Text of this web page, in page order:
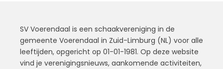
SV Voerendaal is een schaakvereniging in de
gemeente Voerendaal in Zuid-Limburg (NL) voor alle
leeftijden, opgericht op 01-01-1981. Op deze website
vind je verenigingsnieuws, aankomende activiteiten,